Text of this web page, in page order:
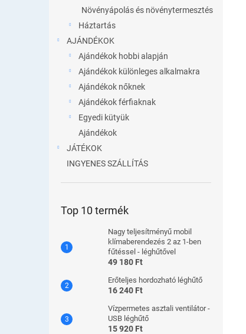
Növényápolás és növénytermesztés
Háztartás
AJÁNDÉKOK
Ajándékok hobbi alapján
Ajándékok különleges alkalmakra
Ajándékok nőknek
Ajándékok férfiaknak
Egyedi kütyük
Ajándékok
JÁTÉKOK
INGYENES SZÁLLÍTÁS
Top 10 termék
Nagy teljesítményű mobil
klímaberendezés 2 az 1-ben
fűtéssel - léghűtővel
49 180 Ft
Erőteljes hordozható léghűtő
16 240 Ft
Vízpermetes asztali ventilátor -
USB léghűtő
15 920 Ft